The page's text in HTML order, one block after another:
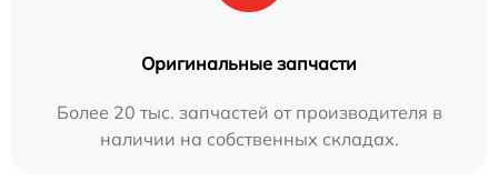
Оригинальные запчасти
Более 20 тыс. запчастей от производителя в
наличии на собственных складах.